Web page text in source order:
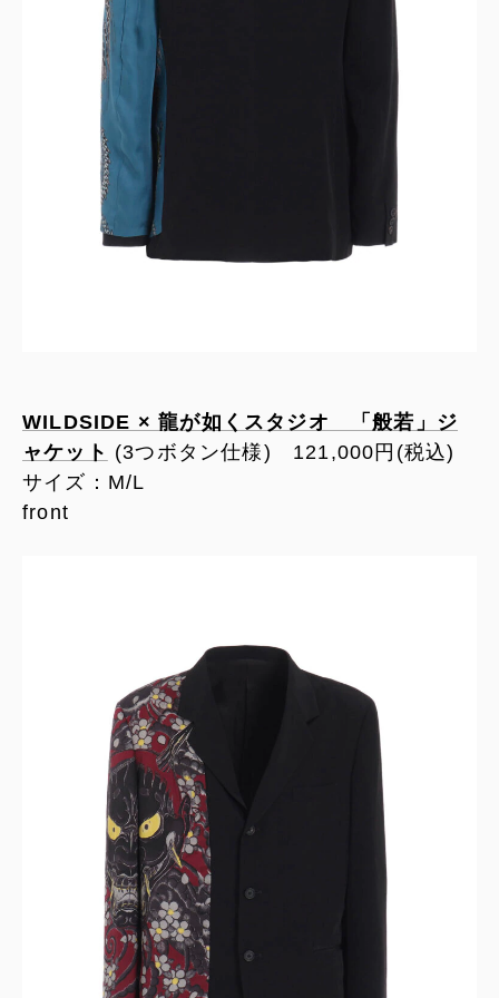
WILDSIDE × 龍が如くスタジオ 「般若」ジ
ャケット (3つボタン仕様) 121,000円(税込)
サイズ：M/L
front